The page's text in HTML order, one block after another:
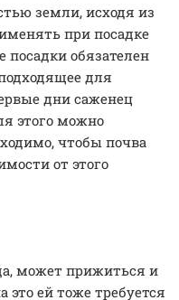
земли, исходя из
при посадке
посадки обязателен
для
дни саженец
этого можно
чтобы почва
от этого
может прижиться и
ей тоже требуется